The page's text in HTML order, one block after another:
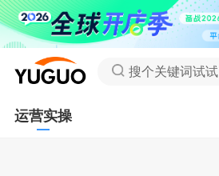
搜个关键词试试
运营实操